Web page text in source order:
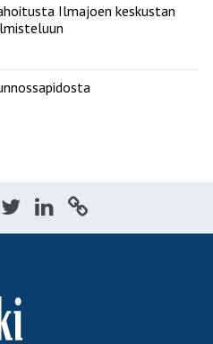
Ilmajoen keskustan